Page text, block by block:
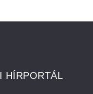
HÍRPORTÁL